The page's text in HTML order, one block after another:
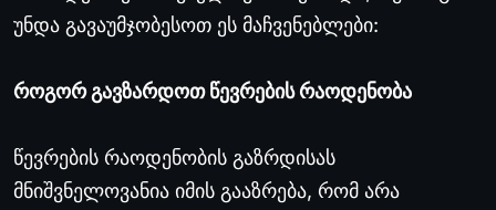
უნდა გავაუმჯობესოთ ეს მაჩვენებლები:
როგორ გავზარდოთ წევრების რაოდენობა
წევრების რაოდენობის გაზრდისას
მნიშვნელოვანია იმის გააზრება, რომ არა